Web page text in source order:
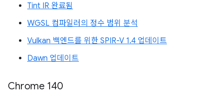
Tint IR 완료됨
WGSL 컴파일러의 정수 범위 분석
Vulkan 백엔드를 위한 SPIR-V 1.4 업데이트
Dawn 업데이트
Chrome 140